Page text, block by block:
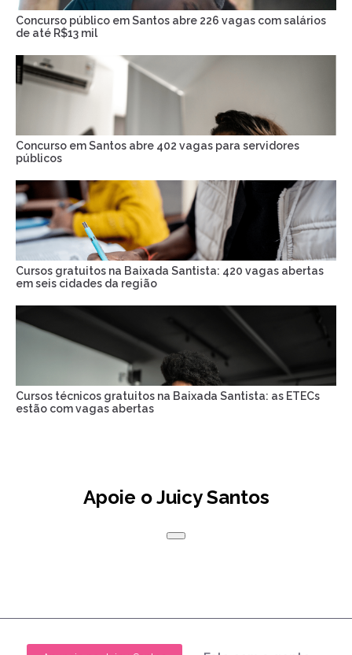
Concurso público em Santos abre 226 vagas com salários
de até R$13 mil
Concurso em Santos abre 402 vagas para servidores
públicos
Cursos gratuitos na Baixada Santista: 420 vagas abertas
em seis cidades da região
Cursos técnicos gratuitos na Baixada Santista: as ETECs
estão com vagas abertas
Apoie o Juicy Santos